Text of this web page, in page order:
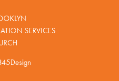
SERVICES